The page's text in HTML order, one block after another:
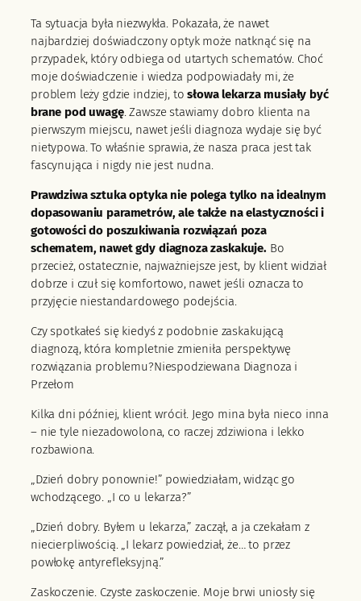
Ta sytuacja była niezwykła. Pokazała, że nawet
najbardziej doświadczony optyk może natknąć się na
przypadek, który odbiega od utartych schematów. Choć
moje doświadczenie i wiedza podpowiadały mi, że
problem leży gdzie indziej, tosłowa lekarza musiały być
brane pod uwagę. Zawsze stawiamy dobro klienta na
pierwszym miejscu, nawet jeśli diagnoza wydaje się być
nietypowa. To właśnie sprawia, że nasza praca jest tak
fascynująca i nigdy nie jest nudna.
Prawdziwa sztuka optyka nie polega tylko na idealnym
dopasowaniu parametrów, ale także na elastyczności i
gotowości do poszukiwania rozwiązań poza
schematem, nawet gdy diagnoza zaskakuje. Bo
przecież, ostatecznie, najważniejsze jest, by klient widział
dobrze i czuł się komfortowo, nawet jeśli oznacza to
przyjęcie niestandardowego podejścia.
Czy spotkałeś się kiedyś z podobnie zaskakującą
diagnozą, która kompletnie zmieniła perspektywę
rozwiązania problemu?Niespodziewana Diagnoza i
Przełom
Kilka dni później, klient wrócił. Jego mina była nieco inna
– nie tyle niezadowolona, co raczej zdziwiona i lekko
rozbawiona.
„Dzień dobry ponownie!” powiedziałam, widząc go
wchodzącego. „I co u lekarza?”
„Dzień dobry. Byłem u lekarza,” zaczął, a ja czekałam z
niecierpliwością. „I lekarz powiedział, że… to przez
powłokę antyrefleksyjną.”
Zaskoczenie. Czyste zaskoczenie. Moje brwi uniosły się